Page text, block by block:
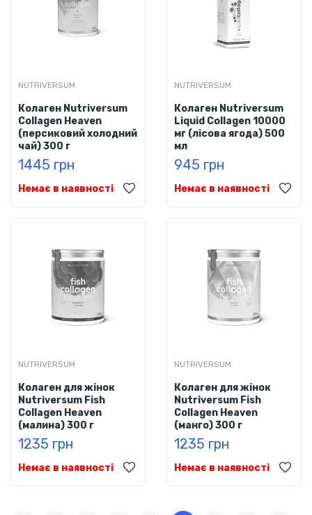
NUTRIVERSUM
Колаген Nutriversum
Collagen Heaven
(персиковий холодний
чай) 300 г
1445 грн
Немає в наявності
NUTRIVERSUM
Колаген Nutriversum
Liquid Collagen 10000
мг (лісова ягода) 500
мл
945 грн
Немає в наявності
NUTRIVERSUM
Колаген для жінок
Nutriversum Fish
Collagen Heaven
(малина) 300 г
1235 грн
Немає в наявності
NUTRIVERSUM
Колаген для жінок
Nutriversum Fish
Collagen Heaven
(манго) 300 г
1235 грн
Немає в наявності